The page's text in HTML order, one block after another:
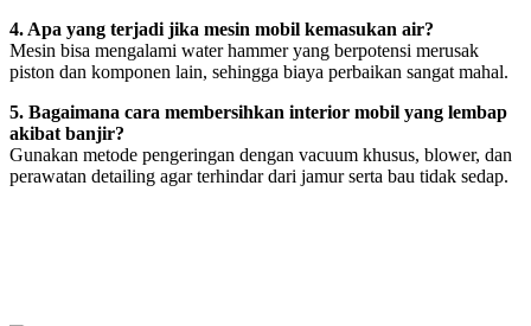
4. Apa yang terjadi jika mesin mobil kemasukan air?
Mesin bisa mengalami water hammer yang berpotensi merusak
piston dan komponen lain, sehingga biaya perbaikan sangat mahal.
5. Bagaimana cara membersihkan interior mobil yang lembap
akibat banjir?
Gunakan metode pengeringan dengan vacuum khusus, blower, dan
perawatan detailing agar terhindar dari jamur serta bau tidak sedap.